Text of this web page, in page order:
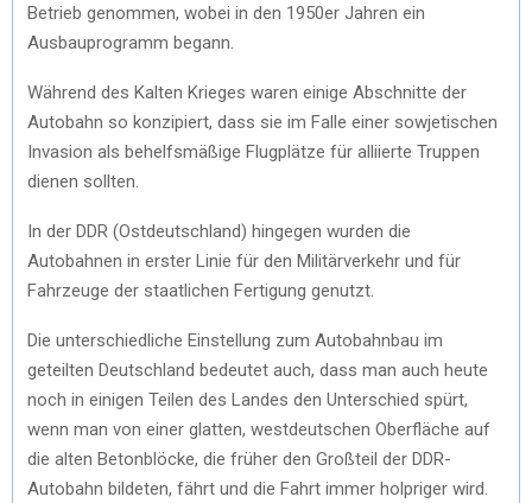
Betrieb genommen, wobei in den 1950er Jahren ein
Ausbauprogramm begann.
Während des Kalten Krieges waren einige Abschnitte der
Autobahn so konzipiert, dass sie im Falle einer sowjetischen
Invasion als behelfsmäßige Flugplätze für alliierte Truppen
dienen sollten.
In der DDR (Ostdeutschland) hingegen wurden die
Autobahnen in erster Linie für den Militärverkehr und für
Fahrzeuge der staatlichen Fertigung genutzt.
Die unterschiedliche Einstellung zum Autobahnbau im
geteilten Deutschland bedeutet auch, dass man auch heute
noch in einigen Teilen des Landes den Unterschied spürt,
wenn man von einer glatten, westdeutschen Oberfläche auf
die alten Betonblöcke, die früher den Großteil der DDR-
Autobahn bildeten, fährt und die Fahrt immer holpriger wird.